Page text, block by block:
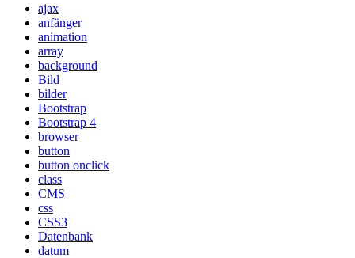
ajax
anfänger
animation
array
background
Bild
bilder
Bootstrap
Bootstrap 4
browser
button
button onclick
class
CMS
css
CSS3
Datenbank
datum